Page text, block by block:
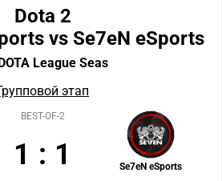
Dota 2
vs Se7eN eSports
League Seas
этап
Se7eN eSports
BEST-OF-2
1 : 1